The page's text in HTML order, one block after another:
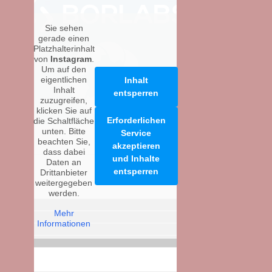
Sie sehen
gerade einen
Platzhalterinhalt
von Instagram.
Um auf den
eigentlichen
Inhalt
zuzugreifen,
klicken Sie auf
die Schaltfläche
unten. Bitte
beachten Sie,
dass dabei
Daten an
Drittanbieter
weitergegeben
werden.
Mehr
Informationen
Inhalt
entsperren
Erforderlichen
Service
akzeptieren
und Inhalte
entsperren